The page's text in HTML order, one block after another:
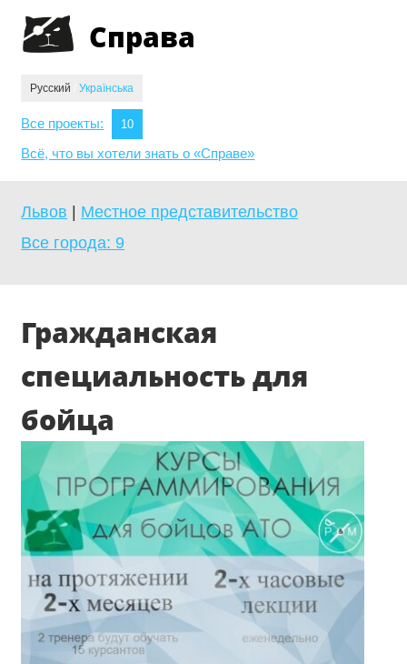
Справа
Русский Українська
Все проекты: 10
Всё, что вы хотели знать о «Справе»
Львов
Местное представительство
Все города: 9
Гражданская
специальность для
бойца